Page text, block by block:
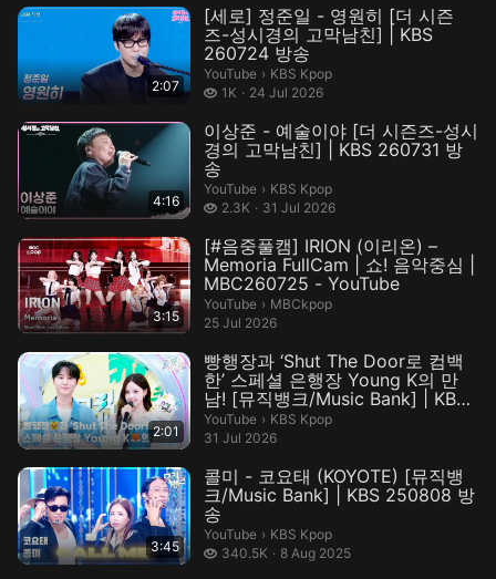
2:07
[세로] 정준일 - 영원히 [더 시즌
즈-성시경의 고막남친] | KBS
260724 방송
YouTube › KBS Kpop.
KBS Kpop
1K
1 thousand views
24 Jul 2026
4:16
이상준 - 예술이야 [더 시즌즈-성시
경의 고막남친] | KBS 260731 방
송
YouTube › KBS Kpop.
KBS Kpop
2.3K
2.3 thousand views
31 Jul 2026
3:15
[#음중풀캠] IRION (이리온) –
Memoria FullCam | 쇼! 음악중심 |
MBC260725 - YouTube
YouTube › MBCkpop.
MBCkpop
25 Jul 2026
2:01
빵행장과 ‘Shut The Door로 컴백
한’ 스페셜 은행장 Young K의 만
남! [뮤직뱅크/Music Bank] | KBS
260731 방송
YouTube › KBS Kpop.
KBS Kpop
31 Jul 2026
3:45
콜미 - 코요태 (KOYOTE) [뮤직뱅
크/Music Bank] | KBS 250808 방
송
YouTube › KBS Kpop.
KBS Kpop
340.5K
340.5 thousand views
8 Aug 2025